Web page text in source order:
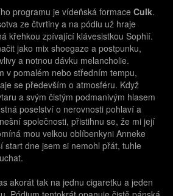
programu je vídeňská formace Culk.
ze čtvrtiny a na pódiu už hraje
křehkou zpívající klávesistkou Sophií.
jako mix shoegaze a postpunku,
a notnou dávku melancholie.
v pomalém nebo středním tempu,
se především o atmosféru. Když
a svým čistým podmanivým hlasem
poselství o nerovnosti pohlaví a
společnosti, přistihnu se, že mi její
mou velkou oblíbenkyni Anneke
start dne jsem si nemohl přát, tuhle
akorát tak na jednu cigaretku a jeden